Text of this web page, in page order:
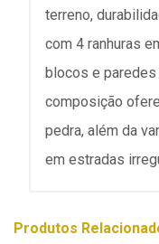
terreno,
com 4 ranhuras
blocos e
composição
pedra, além da
em estradas
Produtos